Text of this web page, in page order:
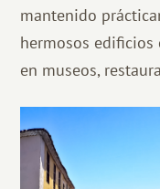
mantenido
hermosos
en museos,